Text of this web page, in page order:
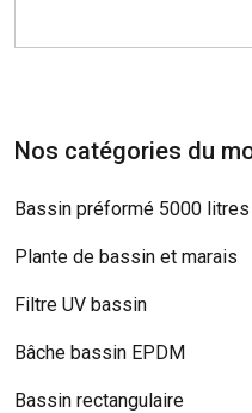
Nos catégories du
Bassin préformé 5000 litres
Plante de bassin et marais
Filtre UV bassin
Bâche bassin EPDM
Bassin rectangulaire